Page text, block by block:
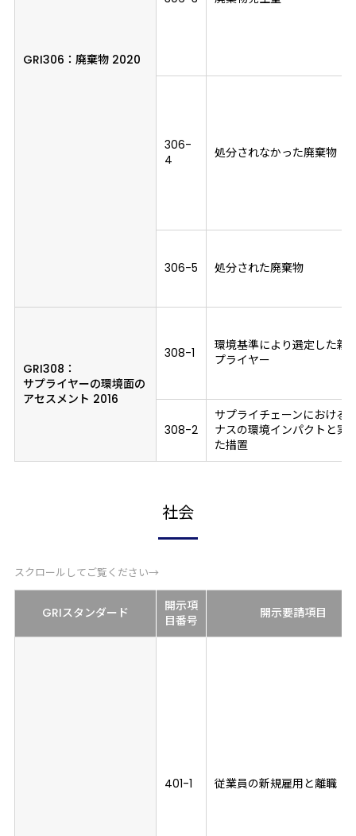
GRI306： 廃棄物 2020
306-
4
処分されなかった廃棄物
306-5 処分された廃棄物
GRI308：
サプライヤーの環境面の
アセスメント 2016
308-1
環境基準により選定した新
プライヤー
308-2
サプライチェーンにおける
ナスの環境インパクトと実
た措置
社会
スクロールしてご覧ください→
GRIスタンダード
開示項
目番号 開示要請項目
401-1 従業員の新規雇用と離職